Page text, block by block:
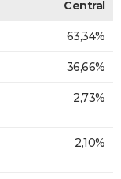
Central
63,34%
36,66%
2,73%
2,10%